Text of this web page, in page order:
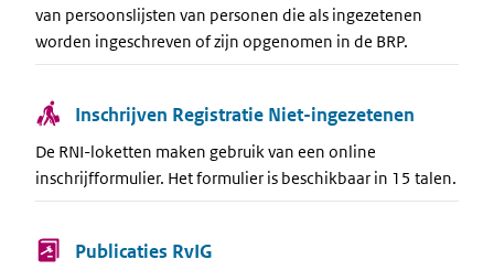
van persoonslijsten van personen die als ingezetenen
worden ingeschreven of zijn opgenomen in de BRP.
Inschrijven Registratie Niet-ingezetenen
De RNI-loketten maken gebruik van een online
inschrijfformulier. Het formulier is beschikbaar in 15 talen.
Publicaties RvIG